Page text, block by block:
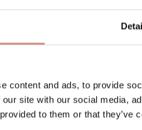
content and ads, to provide
site with our social media,
to them or that
TRAGEJACKE
mit Kuschelfutter